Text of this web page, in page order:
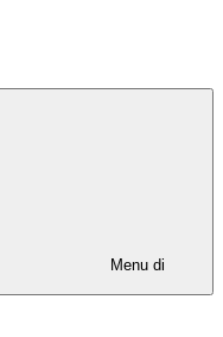
Menu di